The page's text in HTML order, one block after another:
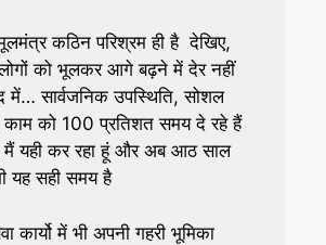
कठिन परिश्रम ही है देखिए,
को भूलकर आगे बढ़ने में देर नहीं
में… सार्वजनिक उपस्थिति, सोशल
को 100 प्रतिशत समय दे रहे हैं
मैं यही कर रहा हूं और अब आठ साल
यह सही समय है
कार्यो में भी अपनी गहरी भूमिका